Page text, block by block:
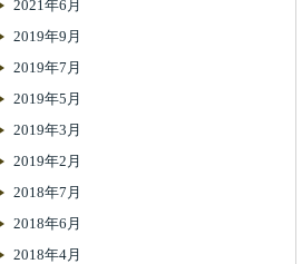
2021年6月
2019年9月
2019年7月
2019年5月
2019年3月
2019年2月
2018年7月
2018年6月
2018年4月